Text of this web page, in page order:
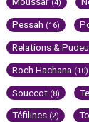
(4)
Pessah (16)
Relations &
Roch Hachana (10)
Souccot (8)
Téfilines (2)